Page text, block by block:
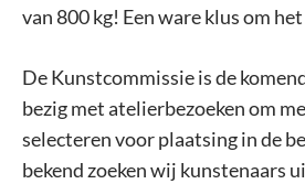
van 800 kg! Een ware klus om
De Kunstcommissie is de
bezig met atelierbezoeken om
selecteren voor plaatsing in de
bekend zoeken wij kunstenaars